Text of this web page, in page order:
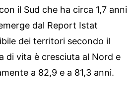
il Sud che ha circa 1,7 anni
dal Report Istat
dei territori secondo il
di vita è cresciuta al Nord e
a 82,9 e a 81,3 anni.